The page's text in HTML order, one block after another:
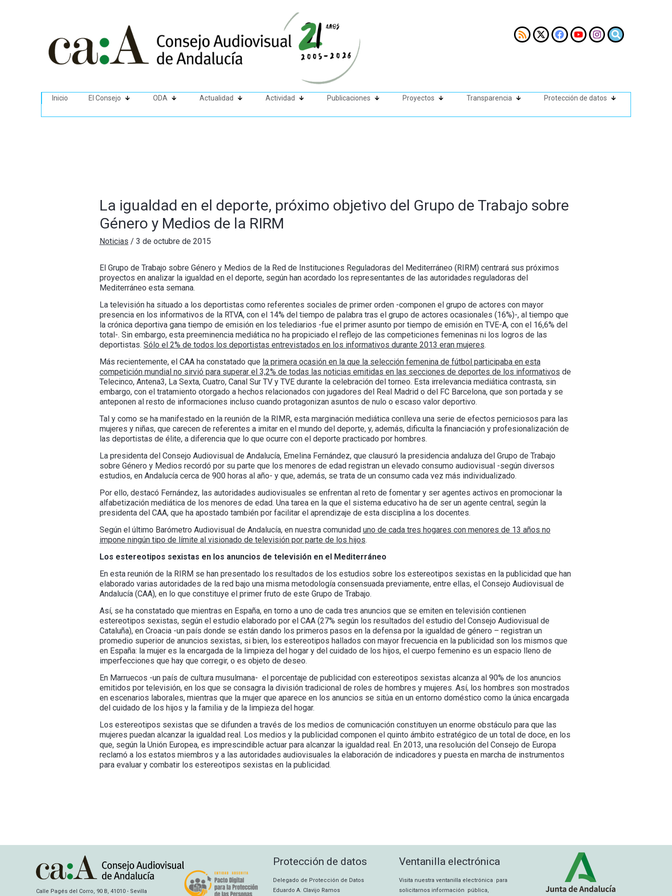
Inicio El Consejo ODA Actualidad Actividad Publicaciones Proyectos Transparencia Protección de datos
La igualdad en el deporte, próximo objetivo del Grupo de Trabajo sobre
Género y Medios de la RIRM
Noticias / 3 de octubre de 2015
El Grupo de Trabajo sobre Género y Medios de la Red de Instituciones Reguladoras del Mediterráneo (RIRM) centrará sus próximos
proyectos en analizar la igualdad en el deporte, según han acordado los representantes de las autoridades reguladoras del
Mediterráneo esta semana.
La televisión ha situado a los deportistas como referentes sociales de primer orden -componen el grupo de actores con mayor
presencia en los informativos de la RTVA, con el 14% del tiempo de palabra tras el grupo de actores ocasionales (16%)-, al tiempo que
la crónica deportiva gana tiempo de emisión en los telediarios -fue el primer asunto por tiempo de emisión en TVE-A, con el 16,6% del
total-. Sin embargo, esta preeminencia mediática no ha propiciado el reflejo de las competiciones femeninas ni los logros de las
deportistas. Sólo el 2% de todos los deportistas entrevistados en los informativos durante 2013 eran mujeres.
Más recientemente, el CAA ha constatado que la primera ocasión en la que la selección femenina de fútbol participaba en esta
competición mundial no sirvió para superar el 3,2% de todas las noticias emitidas en las secciones de deportes de los informativos de
Telecinco, Antena3, La Sexta, Cuatro, Canal Sur TV y TVE durante la celebración del torneo. Esta irrelevancia mediática contrasta, sin
embargo, con el tratamiento otorgado a hechos relacionados con jugadores del Real Madrid o del FC Barcelona, que son portada y se
anteponen al resto de informaciones incluso cuando protagonizan asuntos de nulo o escaso valor deportivo.
Tal y como se ha manifestado en la reunión de la RIMR, esta marginación mediática conlleva una serie de efectos perniciosos para las
mujeres y niñas, que carecen de referentes a imitar en el mundo del deporte, y, además, dificulta la financiación y profesionalización de
las deportistas de élite, a diferencia que lo que ocurre con el deporte practicado por hombres.
La presidenta del Consejo Audiovisual de Andalucía, Emelina Fernández, que clausuró la presidencia andaluza del Grupo de Trabajo
sobre Género y Medios recordó por su parte que los menores de edad registran un elevado consumo audiovisual -según diversos
estudios, en Andalucía cerca de 900 horas al año- y que, además, se trata de un consumo cada vez más individualizado.
Por ello, destacó Fernández, las autoridades audiovisuales se enfrentan al reto de fomentar y ser agentes activos en promocionar la
alfabetización mediática de los menores de edad. Una tarea en la que el sistema educativo ha de ser un agente central, según la
presidenta del CAA, que ha apostado también por facilitar el aprendizaje de esta disciplina a los docentes.
Según el último Barómetro Audiovisual de Andalucía, en nuestra comunidad uno de cada tres hogares con menores de 13 años no
impone ningún tipo de límite al visionado de televisión por parte de los hijos.
Los estereotipos sexistas en los anuncios de televisión en el Mediterráneo
En esta reunión de la RIRM se han presentado los resultados de los estudios sobre los estereotipos sexistas en la publicidad que han
elaborado varias autoridades de la red bajo una misma metodología consensuada previamente, entre ellas, el Consejo Audiovisual de
Andalucía (CAA), en lo que constituye el primer fruto de este Grupo de Trabajo.
Así, se ha constatado que mientras en España, en torno a uno de cada tres anuncios que se emiten en televisión contienen
estereotipos sexistas, según el estudio elaborado por el CAA (27% según los resultados del estudio del Consejo Audiovisual de
Cataluña), en Croacia -un país donde se están dando los primeros pasos en la defensa por la igualdad de género – registran un
promedio superior de anuncios sexistas, si bien, los estereotipos hallados con mayor frecuencia en la publicidad son los mismos que
en España: la mujer es la encargada de la limpieza del hogar y del cuidado de los hijos, el cuerpo femenino es un espacio lleno de
imperfecciones que hay que corregir, o es objeto de deseo.
En Marruecos -un país de cultura musulmana- el porcentaje de publicidad con estereotipos sexistas alcanza al 90% de los anuncios
emitidos por televisión, en los que se consagra la división tradicional de roles de hombres y mujeres. Así, los hombres son mostrados
en escenarios laborales, mientras que la mujer que aparece en los anuncios se sitúa en un entorno doméstico como la única encargada
del cuidado de los hijos y la familia y de la limpieza del hogar.
Los estereotipos sexistas que se difunden a través de los medios de comunicación constituyen un enorme obstáculo para que las
mujeres puedan alcanzar la igualdad real. Los medios y la publicidad componen el quinto ámbito estratégico de un total de doce, en los
que, según la Unión Europea, es imprescindible actuar para alcanzar la igualdad real. En 2013, una resolución del Consejo de Europa
reclamó a los estatos miembros y a las autoridades audiovisuales la elaboración de indicadores y puesta en marcha de instrumentos
para evaluar y combatir los estereotipos sexistas en la publicidad.
Calle Pagés del Corro, 90 B, 41010 - Sevilla
Protección de datos
Delegado de Protección de Datos
Eduardo A. Clavijo Ramos
Ventanilla electrónica
Visita nuestra ventanilla electrónica para
solicitarnos información pública,